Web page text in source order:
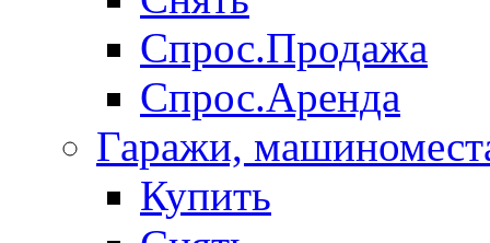
Спрос.Продажа
Спрос.Аренда
Гаражи,
Купить